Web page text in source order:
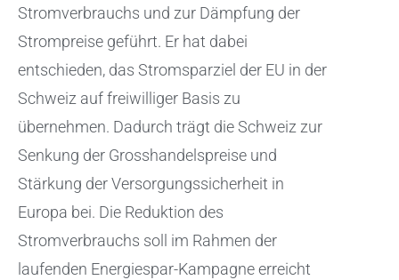
Stromverbrauchs und zur Dämpfung der
Strompreise geführt. Er hat dabei
entschieden, das Stromsparziel der EU in der
Schweiz auf freiwilliger Basis zu
übernehmen. Dadurch trägt die Schweiz zur
Senkung der Grosshandelspreise und
Stärkung der Versorgungssicherheit in
Europa bei. Die Reduktion des
Stromverbrauchs soll im Rahmen der
laufenden Energiespar-Kampagne erreicht